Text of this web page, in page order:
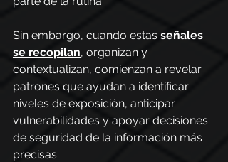
Sin embargo, cuando estas señales
se recopilan, organizan y
contextualizan, comienzan a revelar
patrones que ayudan a identificar
niveles de exposición, anticipar
vulnerabilidades y apoyar decisiones
de seguridad de la información más
precisas.